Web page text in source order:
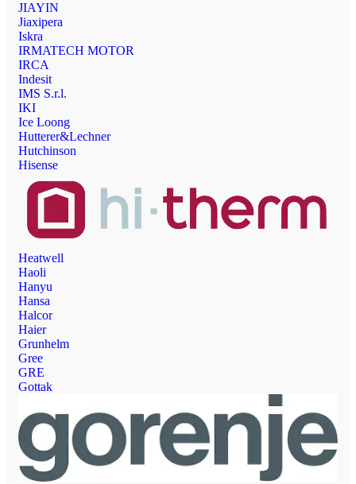
JIAYIN
Jiaxipera
Iskra
IRMATECH MOTOR
IRCA
Indesit
IMS S.r.l.
IKI
Ice Loong
Hutterer&Lechner
Hutchinson
Hisense
Heatwell
Haoli
Hanyu
Hansa
Halcor
Haier
Grunhelm
Gree
GRE
Gottak